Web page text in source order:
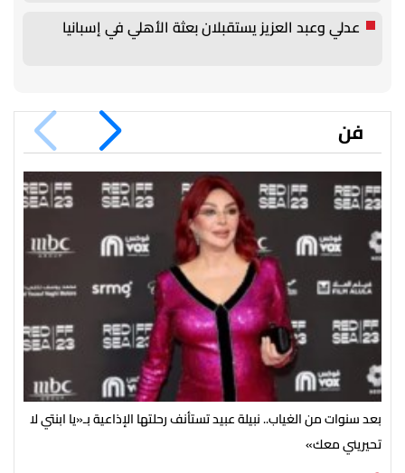
عدلي وعبد العزيز يستقبلان بعثة الأهلي في إسبانيا
فن
بعد سنوات من الغياب.. نبيلة عبيد تستأنف رحلتها الإذاعية بـ«يا ابنتي لا
تحيريني معك»